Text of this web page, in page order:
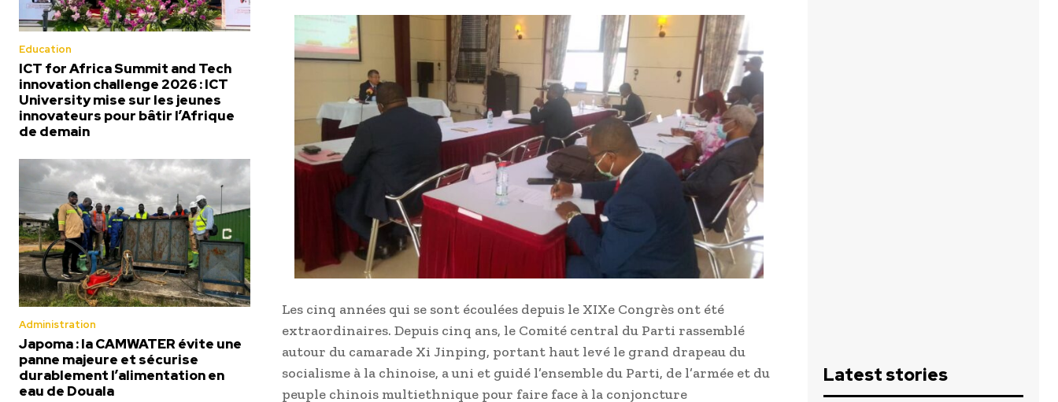
Education
ICT for Africa Summit and Tech
innovation challenge 2026 : ICT
University mise sur les jeunes
innovateurs pour bâtir l’Afrique
de demain
Administration
Japoma : la CAMWATER évite une
panne majeure et sécurise
durablement l’alimentation en
eau de Douala
Les cinq années qui se sont écoulées depuis le XIXe Congrès ont été
extraordinaires. Depuis cinq ans, le Comité central du Parti rassemblé
autour du camarade Xi Jinping, portant haut levé le grand drapeau du
socialisme à la chinoise, a uni et guidé l’ensemble du Parti, de l’armée et du
peuple chinois multiethnique pour faire face à la conjoncture
Latest stories